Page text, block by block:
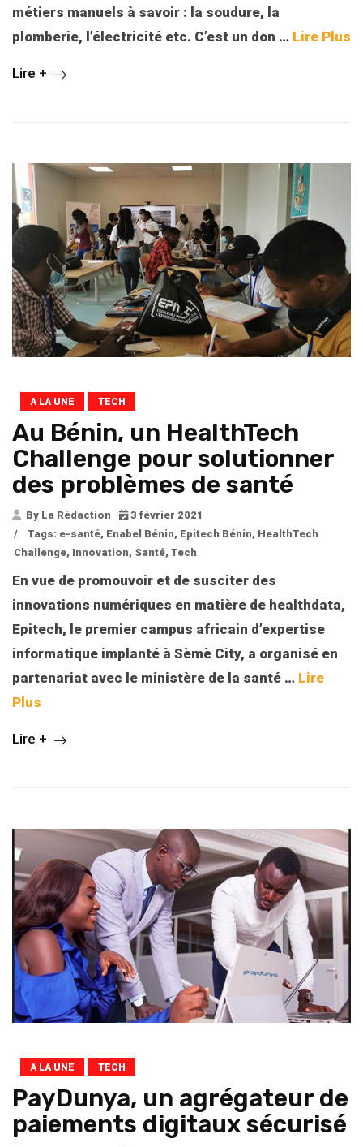
métiers manuels à savoir : la soudure, la
plomberie, l’électricité etc. C’est un don … Lire Plus
Lire +
A LA UNE TECH
Au Bénin, un HealthTech
Challenge pour solutionner
des problèmes de santé
By La Rédaction
3 février 2021
/
Tags: e-santé, Enabel Bénin, Epitech Bénin, HealthTech
Challenge, Innovation, Santé, Tech
En vue de promouvoir et de susciter des
innovations numériques en matière de healthdata,
Epitech, le premier campus africain d’expertise
informatique implanté à Sèmè City, a organisé en
partenariat avec le ministère de la santé … Lire
Plus
Lire +
A LA UNE TECH
PayDunya, un agrégateur de
paiements digitaux sécurisé